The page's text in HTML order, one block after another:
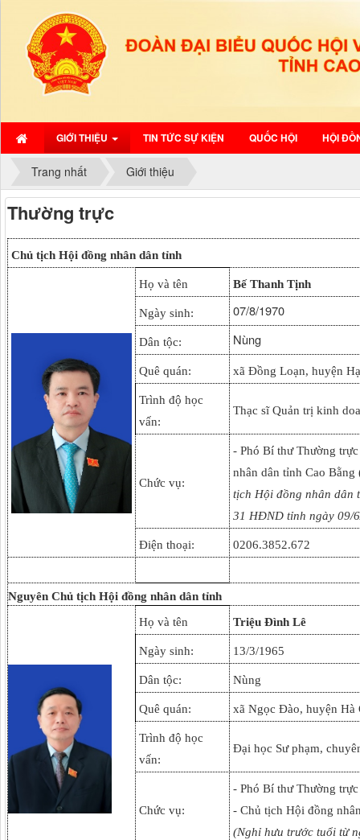
GIỚI THIỆU TIN TỨC SỰ KIỆN QUỐC HỘI HỘI
Trang nhất Giới thiệu
Thường trực
Chủ tịch Hội đồng nhân dân tỉnh
Họ và tên Bế Thanh Tịnh
Ngày sinh: 07/8/1970
Dân tộc: Nùng
Quê quán: xã Đồng Loạn, huyện
Trình độ học
vấn:
Thạc sĩ Quản trị kinh
Chức vụ:
- Phó Bí thư Thường
nhân dân tỉnh Cao Bằng
tịch Hội đồng nhân dân
31 HĐND tỉnh ngày 09/
Điện thoại: 0206.3852.672
Nguyên Chủ tịch Hội đồng nhân dân tỉnh
Họ và tên
Triệu Đình Lê
Ngày sinh: 13/3/1965
Dân tộc: Nùng
Quê quán: xã Ngọc Đào, huyện Hà
Trình độ học
vấn:
Đại học Sư phạm,
Chức vụ:
- Phó Bí thư Thường
- Chủ tịch Hội đồng
(Nghỉ hưu trước tuổi từ